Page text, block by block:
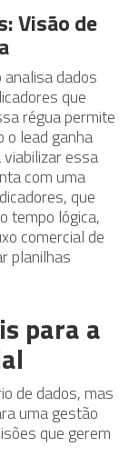
Visão de
dados
que
régua permite
o lead ganha
essa
com uma
que
tempo lógica,
comercial de
planilhas
para a
de dados, mas
uma gestão
que gerem